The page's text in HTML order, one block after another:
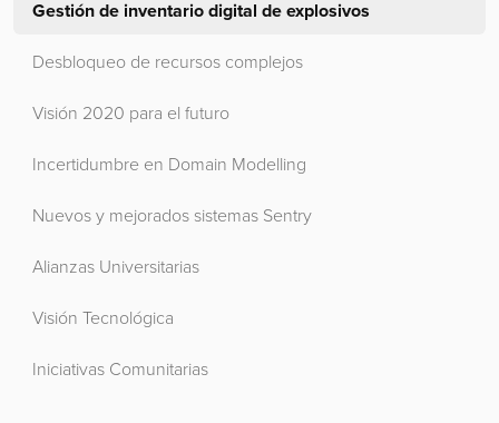
Gestión de inventario digital de explosivos
Desbloqueo de recursos complejos
Visión 2020 para el futuro
Incertidumbre en Domain Modelling
Nuevos y mejorados sistemas Sentry
Alianzas Universitarias
Visión Tecnológica
Iniciativas Comunitarias